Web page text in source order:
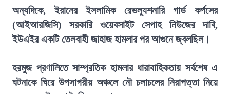
অন্যদিকে, ইরানের ইসলামিক রেভল্যুশনারি গার্ড কর্পসের
(আইআরজিসি) সরকারি ওয়েবসাইট সেপাহ নিউজের দাবি,
ইউএইর একটি তেলবাহী জাহাজ হামলার পর আগুনে জ্বলছিল।
হরমুজ প্রণালিতে সাম্প্রতিক হামলার ধারাবাহিকতায় সর্বশেষ এ
ঘটনাকে ঘিরে উপসাগরীয় অঞ্চলে নৌ চলাচলের নিরাপত্তা নিয়ে